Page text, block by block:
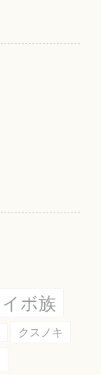
イボ族
クスノキ